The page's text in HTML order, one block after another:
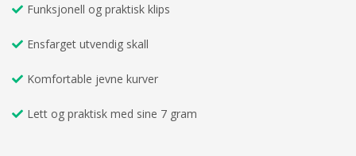
Funksjonell og praktisk klips
Ensfarget utvendig skall
Komfortable jevne kurver
Lett og praktisk med sine 7 gram